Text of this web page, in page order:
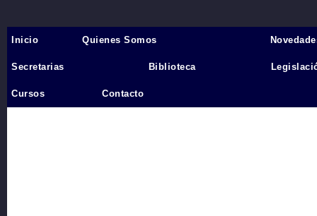
Inicio
Inicio Quienes Somos
Secretarias Biblioteca
Cursos Contacto